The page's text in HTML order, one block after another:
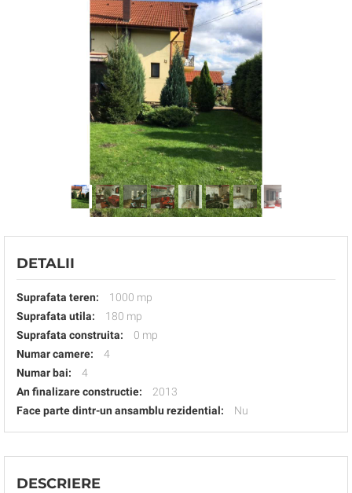
DETALII
Suprafata teren:
1000 mp
Suprafata utila:
180 mp
Suprafata construita:
0 mp
Numar camere:
4
Numar bai:
4
An finalizare constructie:
2013
Face parte dintr-un ansamblu rezidential:
Nu
DESCRIERE